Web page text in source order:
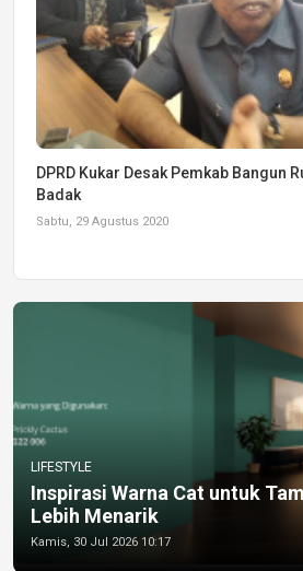
DPRD Kukar Desak Pemkab Bangun
Badak
Sabtu, 29 Agustus 2020
LIFESTYLE
Inspirasi Warna Cat untuk
Lebih Menarik
Kamis, 30 Jul 2026 10:17